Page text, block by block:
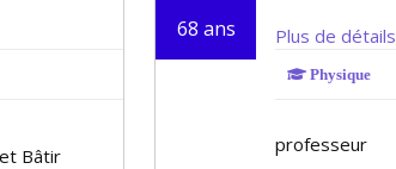
Bâtir
68 ans Plus de détails
Physique
professeur